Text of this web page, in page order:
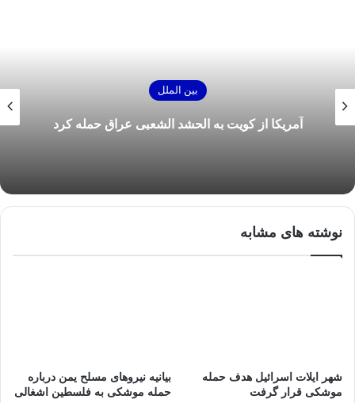
بین الملل
آمریکا از کویت به الحشد الشعبی عراق حمله کرد
نوشته های مشابه
شهر ایلات اسرائیل هدف حمله
موشکی قرار گرفت
بیانیه نیروهای مسلح یمن درباره
حمله موشکی به فلسطین اشغالی